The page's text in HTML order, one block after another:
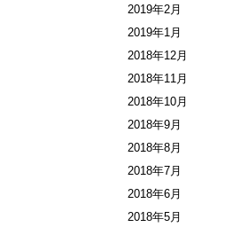
2019年2月
2019年1月
2018年12月
2018年11月
2018年10月
2018年9月
2018年8月
2018年7月
2018年6月
2018年5月